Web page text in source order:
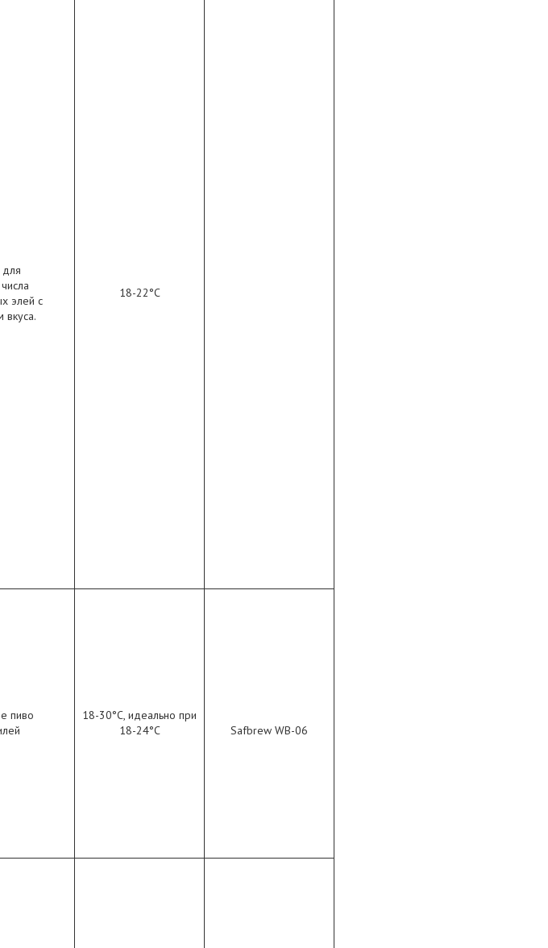
элей с
вкуса.
18-22°C
пиво
18-30°C, идеально при
18-24°C
Safbrew WB-06